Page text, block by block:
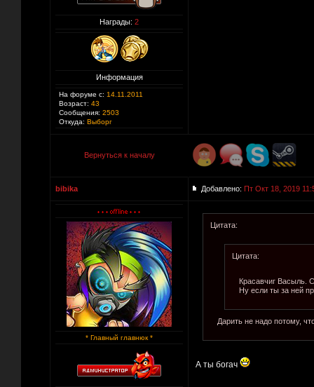
Награды: 2
Информация
На форуме с: 14.11.2011
Возраст: 43
Сообщения: 2503
Откуда: Выборг
Вернуться к началу
bibika Добавлено: Пт Окт 18, 2019
* Главный главнюк *
Цитата:
Цитата:
Красавчиг Васыль.
Ну если ты за ней
Дарить не надо потому,
А ты богач